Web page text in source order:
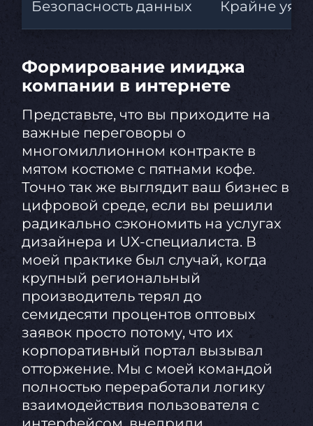
Безопасность данных Крайне
Формирование имиджа
компании в интернете
Представьте, что вы приходите на
важные переговоры о
многомиллионном контракте в
мятом костюме с пятнами кофе.
Точно так же выглядит ваш бизнес в
цифровой среде, если вы решили
радикально сэкономить на услугах
дизайнера и UX-специалиста. В
моей практике был случай, когда
крупный региональный
производитель терял до
семидесяти процентов оптовых
заявок просто потому, что их
корпоративный портал вызывал
отторжение. Мы с моей командой
полностью переработали логику
взаимодействия пользователя с